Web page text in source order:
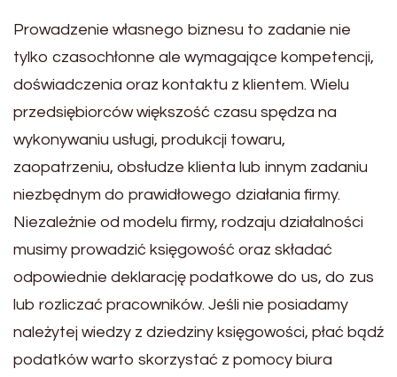
Prowadzenie własnego biznesu to zadanie nie
tylko czasochłonne ale wymagające kompetencji,
doświadczenia oraz kontaktu z klientem. Wielu
przedsiębiorców większość czasu spędza na
wykonywaniu usługi, produkcji towaru,
zaopatrzeniu, obsłudze klienta lub innym zadaniu
niezbędnym do prawidłowego działania firmy.
Niezależnie od modelu firmy, rodzaju działalności
musimy prowadzić księgowość oraz składać
odpowiednie deklarację podatkowe do us, do zus
lub rozliczać pracowników. Jeśli nie posiadamy
należytej wiedzy z dziedziny księgowości, płać bądź
podatków warto skorzystać z pomocy biura